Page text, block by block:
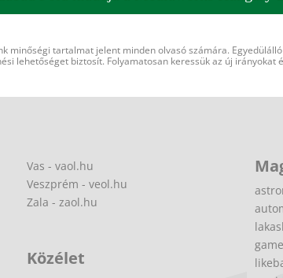
minőségi tartalmat jelent minden olvasó számára.
lehetőséget biztosít. Folyamatosan keressük az új irányokat
Vas - vaol.hu
Veszprém - veol.hu
Zala - zaol.hu
Közélet